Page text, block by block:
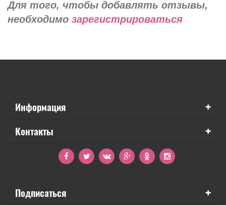
Для того, чтобы добавлять отзывы,
необходимо зарегистрироваться
Информация +
Контакты +
Подписаться +